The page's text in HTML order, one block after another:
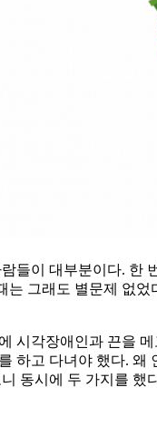
들이 대부분이다.
그래도 별문제 없
시각장애인과 끈을
하고 다녀야 했다.
동시에 두 가지를